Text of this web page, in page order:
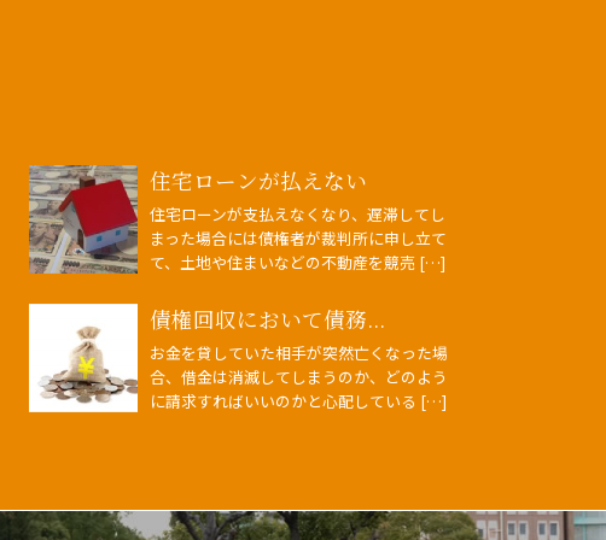
住宅ローンが払えない
住宅ローンが支払えなくなり、遅滞してし
まった場合には債権者が裁判所に申し立て
て、土地や住まいなどの不動産を競売 […]
債権回収において債務...
お金を貸していた相手が突然亡くなった場
合、借金は消滅してしまうのか、どのよう
に請求すればいいのかと心配している […]